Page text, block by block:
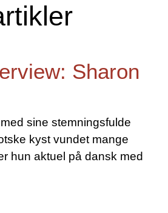
Sharon
sine stemningsfulde
kyst vundet mange
hun aktuel på dansk med